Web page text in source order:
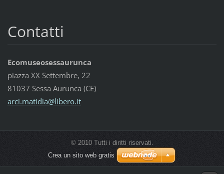
Contatti
Ecomuseosessaurunca
piazza XX Settembre, 22
81037 Sessa Aurunca (CE)
arci.matidia@libero.it
© 2010 Tutti i diritti riservati.
Crea un sito web gratis